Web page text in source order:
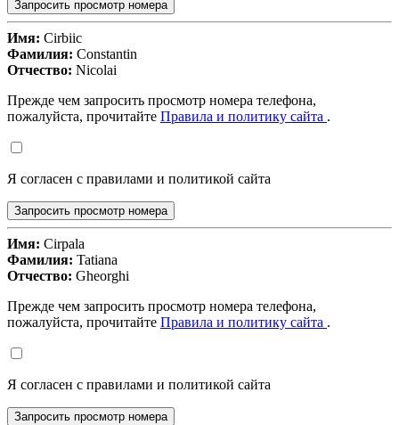
Запросить просмотр номера
Имя: Cirbiic
Фамилия: Constantin
Отчество: Nicolai
Прежде чем запросить просмотр номера телефона,
пожалуйста, прочитайте Правила и политику сайта .
Я согласен с правилами и политикой сайта
Запросить просмотр номера
Имя: Cirpala
Фамилия: Tatiana
Отчество: Gheorghi
Прежде чем запросить просмотр номера телефона,
пожалуйста, прочитайте Правила и политику сайта .
Я согласен с правилами и политикой сайта
Запросить просмотр номера